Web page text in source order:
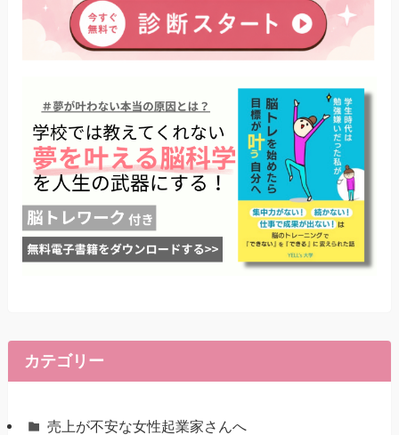
カテゴリー
売上が不安な女性起業家さんへ